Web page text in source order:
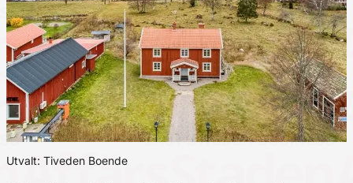
Utvalt: Tiveden Boende